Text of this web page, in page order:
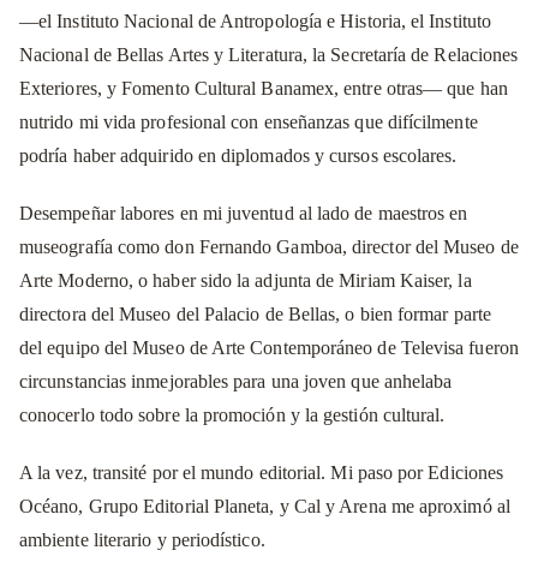
—el Instituto Nacional de Antropología e Historia, el Instituto
Nacional de Bellas Artes y Literatura, la Secretaría de Relaciones
Exteriores, y Fomento Cultural Banamex, entre otras— que han
nutrido mi vida profesional con enseñanzas que difícilmente
podría haber adquirido en diplomados y cursos escolares.
Desempeñar labores en mi juventud al lado de maestros en
museografía como don Fernando Gamboa, director del Museo de
Arte Moderno, o haber sido la adjunta de Miriam Kaiser, la
directora del Museo del Palacio de Bellas, o bien formar parte
del equipo del Museo de Arte Contemporáneo de Televisa fueron
circunstancias inmejorables para una joven que anhelaba
conocerlo todo sobre la promoción y la gestión cultural.
A la vez, transité por el mundo editorial. Mi paso por Ediciones
Océano, Grupo Editorial Planeta, y Cal y Arena me aproximó al
ambiente literario y periodístico.